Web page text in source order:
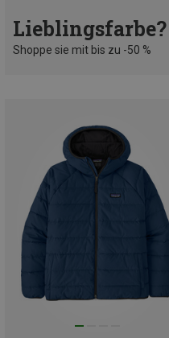
Lieblingsfarbe?
Shoppe sie mit bis zu -50 %